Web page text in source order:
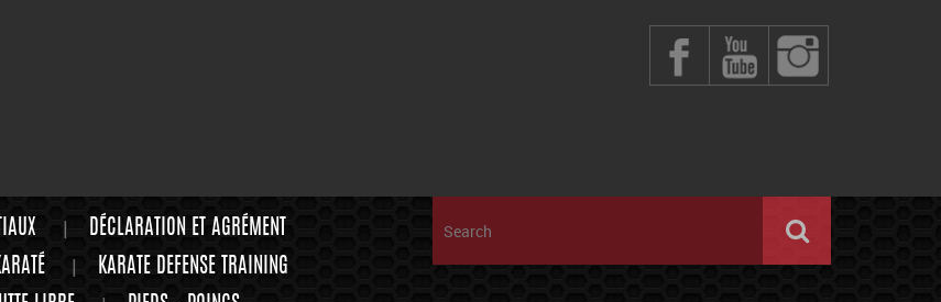
DÉCLARATION ET AGRÉMENT
KARATE DEFENSE TRAINING